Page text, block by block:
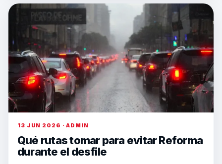
13 JUN 2026 · ADMIN
Qué rutas tomar para evitar Reforma
durante el desfile